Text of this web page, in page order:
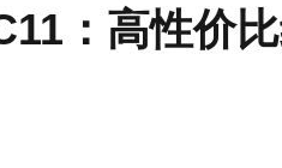
：高性价